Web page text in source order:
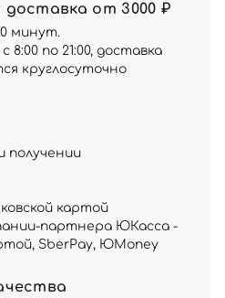
доставка от 3000 ₽
минут.
8:00 по 21:00, доставка
круглосуточно
получении
картой
партнера ЮКасса -
SberPay, ЮMoney